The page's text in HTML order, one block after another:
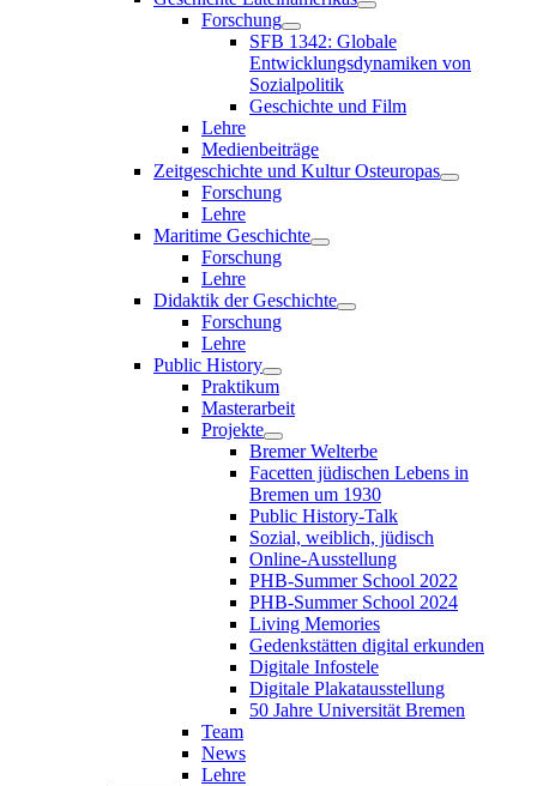
Forschung
SFB 1342: Globale
Entwicklungsdynamiken von
Sozialpolitik
Geschichte und Film
Lehre
Medienbeiträge
Zeitgeschichte und Kultur Osteuropas
Forschung
Lehre
Maritime Geschichte
Forschung
Lehre
Didaktik der Geschichte
Forschung
Lehre
Public History
Praktikum
Masterarbeit
Projekte
Bremer Welterbe
Facetten jüdischen Lebens in
Bremen um 1930
Public History-Talk
Sozial, weiblich, jüdisch
Online-Ausstellung
PHB-Summer School 2022
PHB-Summer School 2024
Living Memories
Gedenkstätten digital erkunden
Digitale Infostele
Digitale Plakatausstellung
50 Jahre Universität Bremen
Team
News
Lehre